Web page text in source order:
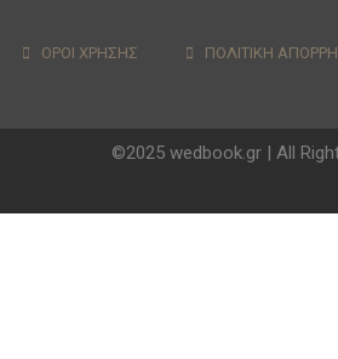
ΟΡΟΙ ΧΡΗΣΗΣ ΠΟΛΙΤΙΚΗ
©2025 wedbook.gr | All